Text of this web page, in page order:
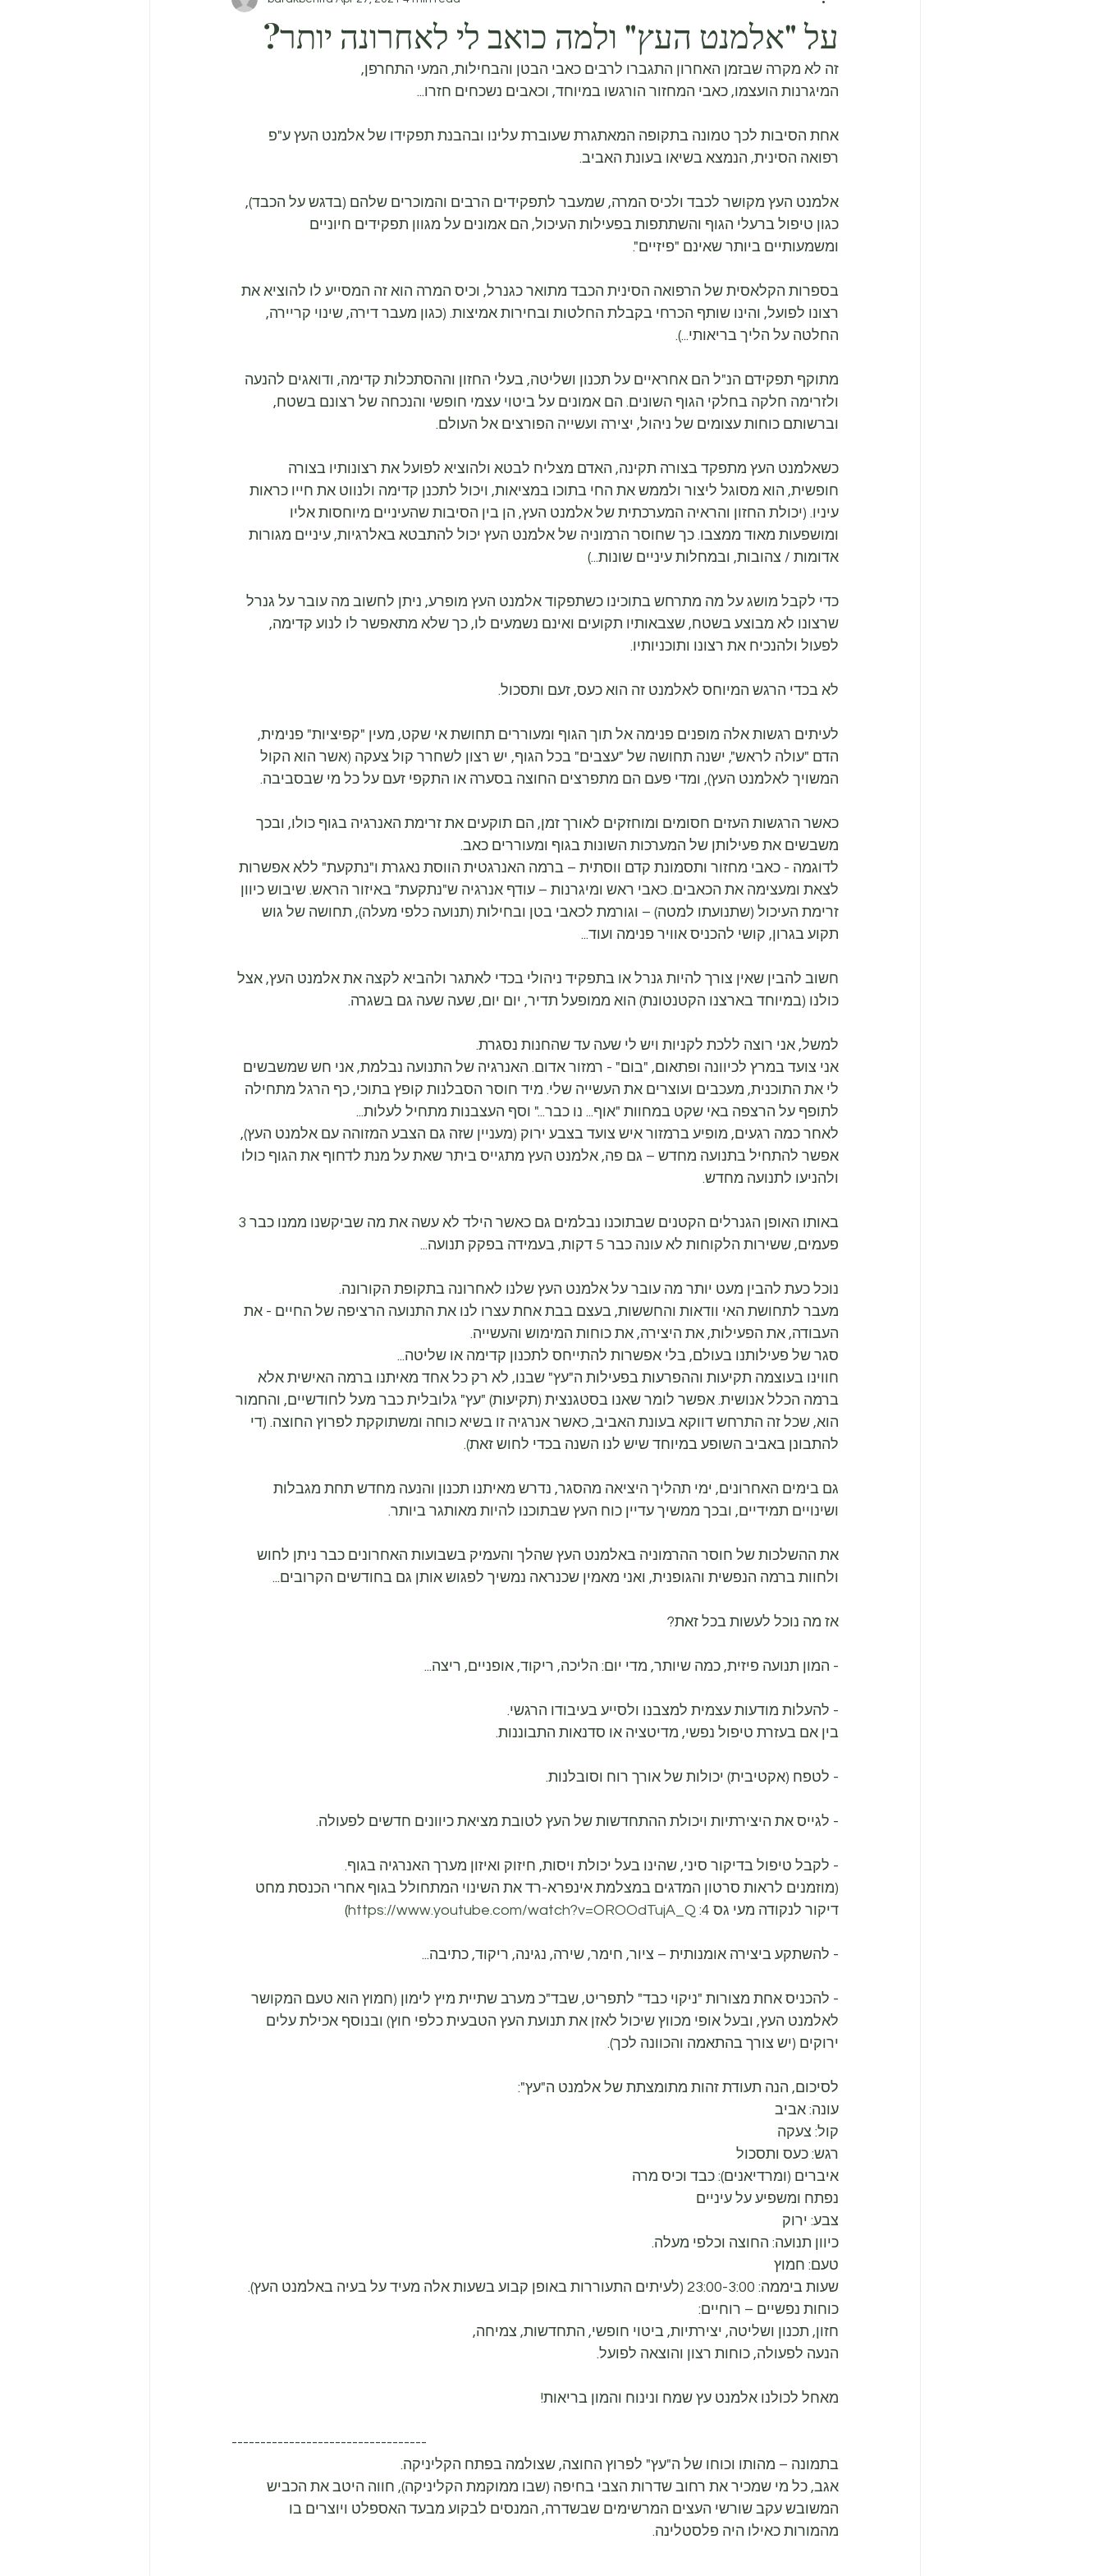
על "אלמנט העץ" ולמה כואב לי לאחרונה יותר?
זה לא מקרה שבזמן האחרון התגברו לרבים כאבי הבטן והבחילות, המעי התחרפן,
המיגרנות הועצמו, כאבי המחזור הורגשו במיוחד, וכאבים נשכחים חזרו...
אחת הסיבות לכך טמונה בתקופה המאתגרת שעוברת עלינו ובהבנת תפקידו של אלמנט העץ ע"פ
רפואה הסינית, הנמצא בשיאו בעונת האביב.
אלמנט העץ מקושר לכבד ולכיס המרה, שמעבר לתפקידים הרבים והמוכרים שלהם (בדגש על הכבד),
כגון טיפול ברעלי הגוף והשתתפות בפעילות העיכול, הם אמונים על מגוון תפקידים חיוניים
ומשמעותיים ביותר שאינם "פיזיים".
בספרות הקלאסית של הרפואה הסינית הכבד מתואר כגנרל, וכיס המרה הוא זה המסייע לו להוציא את
רצונו לפועל, והינו שותף הכרחי בקבלת החלטות ובחירות אמיצות. (כגון מעבר דירה, שינוי קריירה,
החלטה על הליך בריאותי...).
מתוקף תפקידם הנ"ל הם אחראיים על תכנון ושליטה, בעלי החזון וההסתכלות קדימה, ודואגים להנעה
ולזרימה חלקה בחלקי הגוף השונים. הם אמונים על ביטוי עצמי חופשי והנכחה של רצונם בשטח,
וברשותם כוחות עצומים של ניהול, יצירה ועשייה הפורצים אל העולם.
כשאלמנט העץ מתפקד בצורה תקינה, האדם מצליח לבטא ולהוציא לפועל את רצונותיו בצורה
חופשית, הוא מסוגל ליצור ולממש את החי בתוכו במציאות, ויכול לתכנן קדימה ולנווט את חייו כראות
עיניו. (יכולת החזון והראיה המערכתית של אלמנט העץ, הן בין הסיבות שהעיניים מיוחסות אליו
ומושפעות מאוד ממצבו. כך שחוסר הרמוניה של אלמנט העץ יכול להתבטא באלרגיות, עיניים מגורות
אדומות / צהובות, ובמחלות עיניים שונות...)
כדי לקבל מושג על מה מתרחש בתוכינו כשתפקוד אלמנט העץ מופרע, ניתן לחשוב מה עובר על גנרל
שרצונו לא מבוצע בשטח, שצבאותיו תקועים ואינם נשמעים לו, כך שלא מתאפשר לו לנוע קדימה,
לפעול ולהנכיח את רצונו ותוכניותיו.
לא בכדי הרגש המיוחס לאלמנט זה הוא כעס, זעם ותסכול.
לעיתים רגשות אלה מופנים פנימה אל תוך הגוף ומעוררים תחושת אי שקט, מעין "קפיציות" פנימית,
הדם "עולה לראש", ישנה תחושה של "עצבים" בכל הגוף, יש רצון לשחרר קול צעקה (אשר הוא הקול
המשויך לאלמנט העץ), ומדי פעם הם מתפרצים החוצה בסערה או התקפי זעם על כל מי שבסביבה.
כאשר הרגשות העזים חסומים ומוחזקים לאורך זמן, הם תוקעים את זרימת האנרגיה בגוף כולו, ובכך
משבשים את פעילותן של המערכות השונות בגוף ומעוררים כאב.
לדוגמה - כאבי מחזור ותסמונת קדם ווסתית – ברמה האנרגטית הווסת נאגרת ו"נתקעת" ללא אפשרות
לצאת ומעצימה את הכאבים. כאבי ראש ומיגרנות – עודף אנרגיה ש"נתקעת" באיזור הראש. שיבוש כיוון
זרימת העיכול (שתנועתו למטה) – וגורמת לכאבי בטן ובחילות (תנועה כלפי מעלה), תחושה של גוש
תקוע בגרון, קושי להכניס אוויר פנימה ועוד...
חשוב להבין שאין צורך להיות גנרל או בתפקיד ניהולי בכדי לאתגר ולהביא לקצה את אלמנט העץ, אצל
כולנו (במיוחד בארצנו הקטנטונת) הוא ממופעל תדיר, יום יום, שעה שעה גם בשגרה.
למשל, אני רוצה ללכת לקניות ויש לי שעה עד שהחנות נסגרת.
אני צועד במרץ לכיוונה ופתאום, "בום" - רמזור אדום. האנרגיה של התנועה נבלמת, אני חש שמשבשים
לי את התוכנית, מעכבים ועוצרים את העשייה שלי. מיד חוסר הסבלנות קופץ בתוכי, כף הרגל מתחילה
לתופף על הרצפה באי שקט במחוות "אוף... נו כבר..." וסף העצבנות מתחיל לעלות...
לאחר כמה רגעים, מופיע ברמזור איש צועד בצבע ירוק (מעניין שזה גם הצבע המזוהה עם אלמנט העץ),
אפשר להתחיל בתנועה מחדש – גם פה, אלמנט העץ מתגייס ביתר שאת על מנת לדחוף את הגוף כולו
ולהניעו לתנועה מחדש.
פעמים, ששירות הלקוחות לא עונה כבר 5 דקות, בעמידה בפקק תנועה...
נוכל כעת להבין מעט יותר מה עובר על אלמנט העץ שלנו לאחרונה בתקופת הקורונה.
מעבר לתחושת האי וודאות והחששות, בעצם בבת אחת עצרו לנו את התנועה הרציפה של החיים - את
העבודה, את הפעילות, את היצירה, את כוחות המימוש והעשייה.
סגר של פעילותנו בעולם, בלי אפשרות להתייחס לתכנון קדימה או שליטה...
חווינו בעוצמה תקיעות וההפרעות בפעילות ה"עץ" שבנו, לא רק כל אחד מאיתנו ברמה האישית אלא
ברמה הכלל אנושית. אפשר לומר שאנו בסטגנצית (תקיעות) "עץ" גלובלית כבר מעל לחודשיים, והחמור
הוא, שכל זה התרחש דווקא בעונת האביב, כאשר אנרגיה זו בשיא כוחה ומשתוקקת לפרוץ החוצה. (די
להתבונן באביב השופע במיוחד שיש לנו השנה בכדי לחוש זאת).
גם בימים האחרונים, ימי תהליך היציאה מהסגר, נדרש מאיתנו תכנון והנעה מחדש תחת מגבלות
ושינויים תמידיים, ובכך ממשיך עדיין כוח העץ שבתוכנו להיות מאותגר ביותר.
את ההשלכות של חוסר ההרמוניה באלמנט העץ שהלך והעמיק בשבועות האחרונים כבר ניתן לחוש
ולחוות ברמה הנפשית והגופנית, ואני מאמין שכנראה נמשיך לפגוש אותן גם בחודשים הקרובים...
אז מה נוכל לעשות בכל זאת?
- המון תנועה פיזית, כמה שיותר, מדי יום: הליכה, ריקוד, אופניים, ריצה...
- להעלות מודעות עצמית למצבנו ולסייע בעיבודו הרגשי.
בין אם בעזרת טיפול נפשי, מדיטציה או סדנאות התבוננות.
- לטפח (אקטיבית) יכולות של אורך רוח וסובלנות.
- לגייס את היצירתיות ויכולת ההתחדשות של העץ לטובת מציאת כיוונים חדשים לפעולה.
- לקבל טיפול בדיקור סיני, שהינו בעל יכולת ויסות, חיזוק ואיזון מערך האנרגיה בגוף.
(מוזמנים לראות סרטון המדגים במצלמת אינפרא-רד את השינוי המתחולל בגוף אחרי הכנסת מחט
דיקור לנקודה מעי גס 4:
https://www.youtube.com/watch?v=OROOdTujA_Q
)
- להשתקע ביצירה אומנותית – ציור, חימר, שירה, נגינה, ריקוד, כתיבה...
- להכניס אחת מצורות "ניקוי כבד" לתפריט, שבד"כ מערב שתיית מיץ לימון (חמוץ הוא טעם המקושר
לאלמנט העץ, ובעל אופי מכווץ שיכול לאזן את תנועת העץ הטבעית כלפי חוץ) ובנוסף אכילת עלים
ירוקים (יש צורך בהתאמה והכוונה לכך).
לסיכום, הנה תעודת זהות מתומצתת של אלמנט ה"עץ":
עונה: אביב
קול: צעקה
רגש: כעס ותסכול
איברים (ומרדיאנים): כבד וכיס מרה
נפתח ומשפיע על עיניים
צבע: ירוק
כיוון תנועה: החוצה וכלפי מעלה.
טעם: חמוץ
שעות ביממה: 23:00-3:00 (לעיתים התעוררות באופן קבוע בשעות אלה מעיד על בעיה באלמנט העץ).
כוחות נפשיים – רוחיים:
חזון, תכנון ושליטה, יצירתיות, ביטוי חופשי, התחדשות, צמיחה,
הנעה לפעולה, כוחות רצון והוצאה לפועל.
מאחל לכולנו אלמנט עץ שמח ונינוח והמון בריאות!
----------------------------------
בתמונה – מהותו וכוחו של ה"עץ" לפרוץ החוצה, שצולמה בפתח הקליניקה.
אגב, כל מי שמכיר את רחוב שדרות הצבי בחיפה (שבו ממוקמת הקליניקה), חווה היטב את הכביש
המשובש עקב שורשי העצים המרשימים שבשדרה, המנסים לבקוע מבעד האספלט ויוצרים בו
מהמורות כאילו היה פלסטלינה.